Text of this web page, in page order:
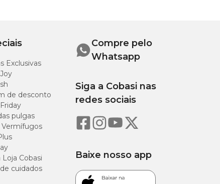
Altura
Exclusivas
de desconto
pulgas
Vermífugos
Loja Cobasi
cuidados
Compre pelo
Whatsapp
Siga a Cobasi nas
redes sociais
Baixe nosso app